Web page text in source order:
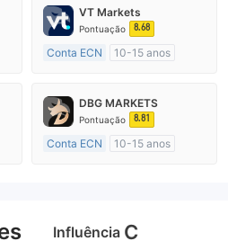
VT Markets
Pontuação 8.68
Conta ECN
10-15 anos
Market Marketing (MM)
Etiqueta principal MT4
DBG MARKETS
Pontuação 8.81
Conta ECN
10-15 anos
Influência C